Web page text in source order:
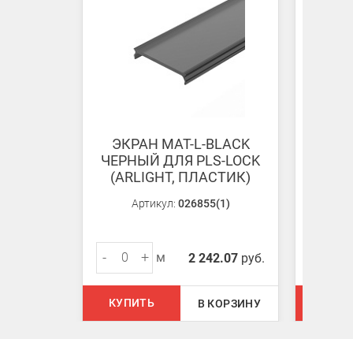
ЭКРАН MAT-L-BLACK
ЧЕРНЫЙ ДЛЯ PLS-LOCK
(ARLIGHT, ПЛАСТИК)
Артикул: 026855(1)
- + м 2 242.07 руб.
КУПИТЬ В КОРЗИНУ